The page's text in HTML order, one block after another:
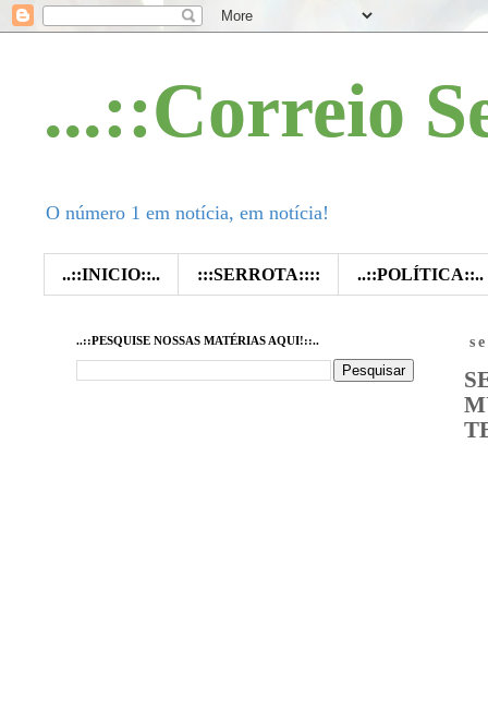
...::Correio
O número 1 em notícia, em notícia!
..::INICIO::.. :::SERROTA:::: ..::POLÍTICA::..
..::PESQUISE NOSSAS MATÉRIAS AQUI!::..